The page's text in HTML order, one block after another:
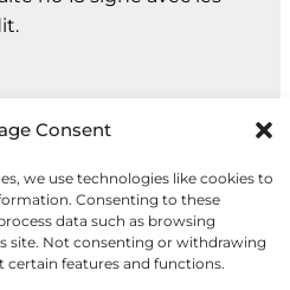
Consent
we use technologies like cookies to
Consenting to these
data such as browsing
site. Not consenting or withdrawing
certain features and functions.
12, Suisse